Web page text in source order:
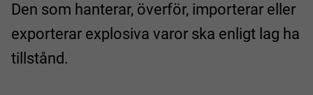
Den som hanterar, överför, importerar eller
exporterar explosiva varor ska enligt lag ha
tillstånd.